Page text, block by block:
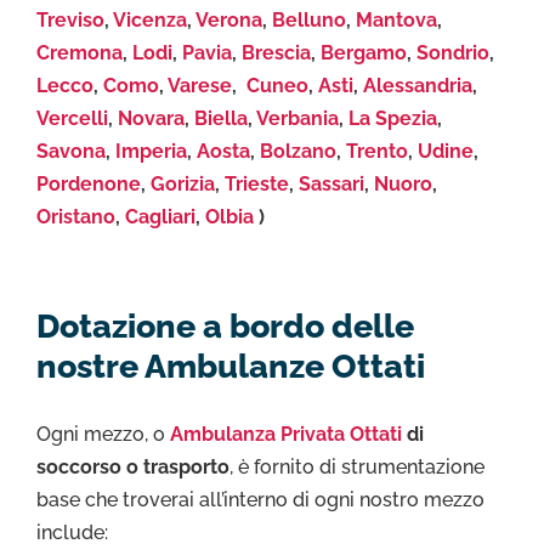
Treviso, Vicenza, Verona, Belluno, Mantova,
Cremona, Lodi, Pavia, Brescia, Bergamo, Sondrio,
Lecco, Como, Varese, Cuneo, Asti, Alessandria,
Vercelli, Novara, Biella, Verbania, La Spezia,
Savona, Imperia, Aosta, Bolzano, Trento, Udine,
Pordenone, Gorizia, Trieste, Sassari, Nuoro,
Oristano, Cagliari, Olbia )
Dotazione a bordo delle
nostre Ambulanze Ottati
Ogni mezzo, o Ambulanza Privata Ottati di
soccorso o trasporto, è fornito di strumentazione
base che troverai all’interno di ogni nostro mezzo
include: